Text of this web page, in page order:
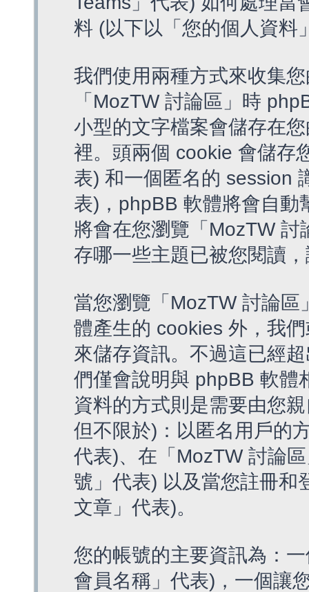
料 (以下以「您的個人資料
我們使用兩種方式來收集
「MozTW 討論區」時
小型的文字檔案會儲存在
裡。頭兩個 cookie 會儲存
表) 和一個匿名的 session
表)，phpBB 軟體將會自動
將會在您瀏覽「MozTW
存哪一些主題已被您閱讀
當您瀏覽「MozTW 討論
體產生的 cookies 外，我
來儲存資訊。不過這已經
們僅會說明與 phpBB 軟體
資料的方式則是需要由您
但不限於)：以匿名用戶的
代表)、在「MozTW 討論
號」代表) 以及當您註冊和
文章」代表)。
您的帳號的主要資訊為：
會員名稱」代表)，一個讓